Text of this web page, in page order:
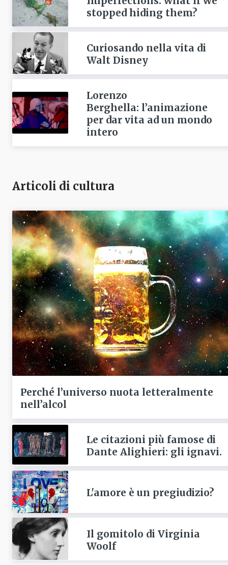
stopped hiding them?
Curiosando nella vita di
Walt Disney
Lorenzo
Berghella: l’animazione
per dar vita ad un mondo
intero
Articoli di cultura
Perché l’universo nuota letteralmente
nell’alcol
Le citazioni più famose di
Dante Alighieri: gli ignavi.
L'amore è un pregiudizio?
Il gomitolo di Virginia
Woolf